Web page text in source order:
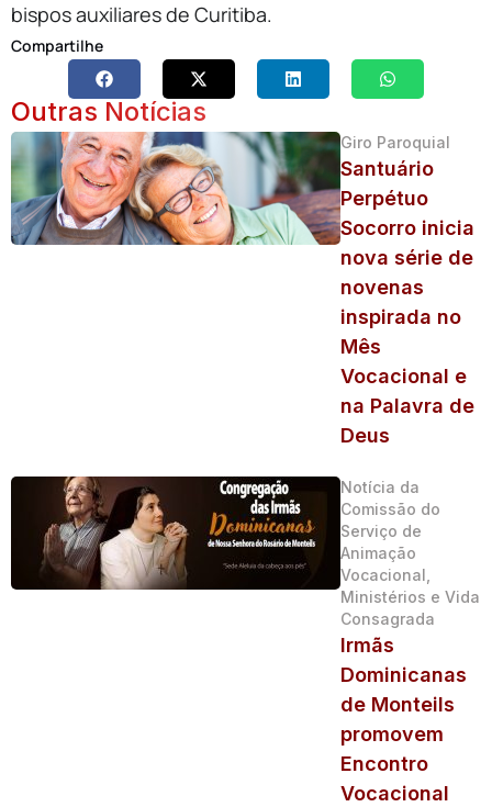
bispos auxiliares de Curitiba.
Compartilhe
Outras Notícias
Giro Paroquial
Santuário
Perpétuo
Socorro inicia
nova série de
novenas
inspirada no
Mês
Vocacional e
na Palavra de
Deus
Notícia da
Comissão do
Serviço de
Animação
Vocacional,
Ministérios e Vida
Consagrada
Irmãs
Dominicanas
de Monteils
promovem
Encontro
Vocacional